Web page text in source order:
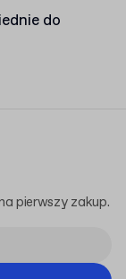
do
pierwszy zakup.